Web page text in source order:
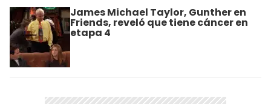
James Michael Taylor, Gunther en
Friends, reveló que tiene cáncer en
etapa 4